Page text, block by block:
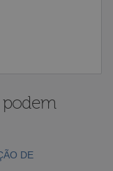
podem
DE